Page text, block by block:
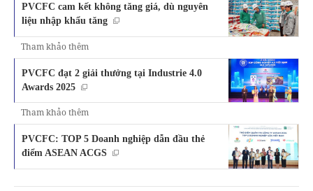
PVCFC cam kết không tăng giá, dù nguyên
liệu nhập khẩu tăng
Tham khảo thêm
PVCFC đạt 2 giải thưởng tại Industrie 4.0
Awards 2025
Tham khảo thêm
PVCFC: TOP 5 Doanh nghiệp dẫn đầu thẻ
điểm ASEAN ACGS